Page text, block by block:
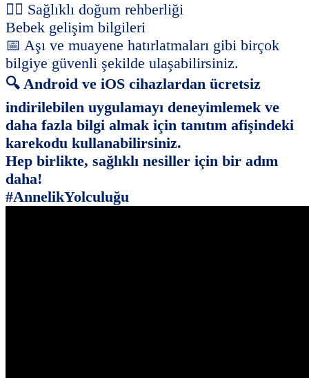
👩 ‍⚕ Sağlıklı doğum rehberliği
Bebek gelişim bilgileri
📅 Aşı ve muayene hatırlatmaları gibi birçok
bilgiye güvenli şekilde ulaşabilirsiniz.
🔍 Android ve iOS cihazlardan ücretsiz
indirilebilen uygulamayı deneyimlemek ve
daha fazla bilgi almak için tanıtım afişindeki
karekodu kullanabilirsiniz.
Hep birlikte, sağlıklı nesiller için bir adım
daha!
#AnnelikYolculuğu